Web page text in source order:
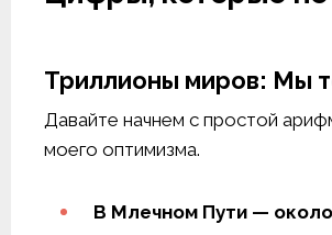
Триллионы миров: Мы
Давайте начнем с простой
моего оптимизма.
В Млечном Пути —